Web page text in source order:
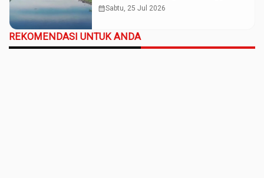
PT Rendi Tak Digubris
calendar_monthSabtu, 25 Jul 2026
REKOMENDASI UNTUK ANDA